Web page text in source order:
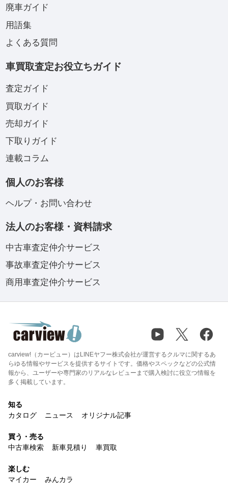
廃車ガイド
用語集
よくある質問
車買取査定お役立ちガイド
査定ガイド
買取ガイド
売却ガイド
下取りガイド
連載コラム
個人のお客様
ヘルプ・お問い合わせ
法人のお客様・資料請求
中古車査定仲介サービス
事故車査定仲介サービス
商用車査定仲介サービス
carview!（カービュー）はLINEヤフー株式会社が運営するクルマに関するあ
らゆる情報やサービスを提供するサイトです。価格やスペックなどの公式情
報から、ユーザーや専門家のリアルなレビューまで購入検討に役立つ情報を
多く掲載しています。
知る
カタログ
ニュース オリジナル記事
買う・売る
中古車検索
新車見積り 車買取
楽しむ
マイカー
みんカラ